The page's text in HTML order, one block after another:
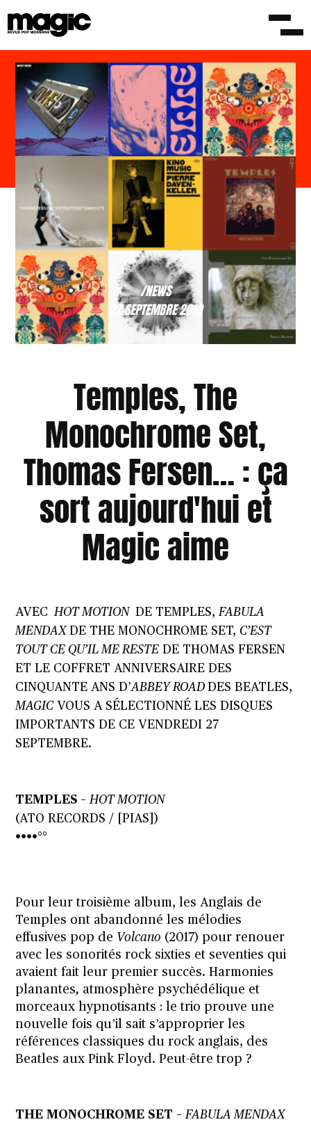
/NEWS
27 SEPTEMBRE 2019
Temples, The
Monochrome Set,
Thomas Fersen… : ça
sort aujourd'hui et
Magic aime
AVECHOT MOTION DE TEMPLES,FABULA
MENDAXDE THE MONOCHROME SET,C’EST
TOUT CE QU’IL ME RESTE DE THOMAS FERSEN
ET LE COFFRET ANNIVERSAIRE DES
CINQUANTE ANS D’ABBEY ROADDES BEATLES,
MAGIC VOUS A SÉLECTIONNÉ LES DISQUES
IMPORTANTS DE CE VENDREDI 27
SEPTEMBRE.
TEMPLES – HOT MOTION
(ATO RECORDS / [PIAS])
••••°°
Pour leur troisième album, les Anglais de
Temples ont abandonné les mélodies
effusives pop de Volcano (2017) pour renouer
avec les sonorités rock sixties et seventies qui
avaient fait leur premier succès. Harmonies
planantes, atmosphère psychédélique et
morceaux hypnotisants : le trio prouve une
nouvelle fois qu’il sait s’approprier les
références classiques du rock anglais, des
Beatles aux Pink Floyd. Peut-être trop ?
THE MONOCHROME SET – FABULA MENDAX